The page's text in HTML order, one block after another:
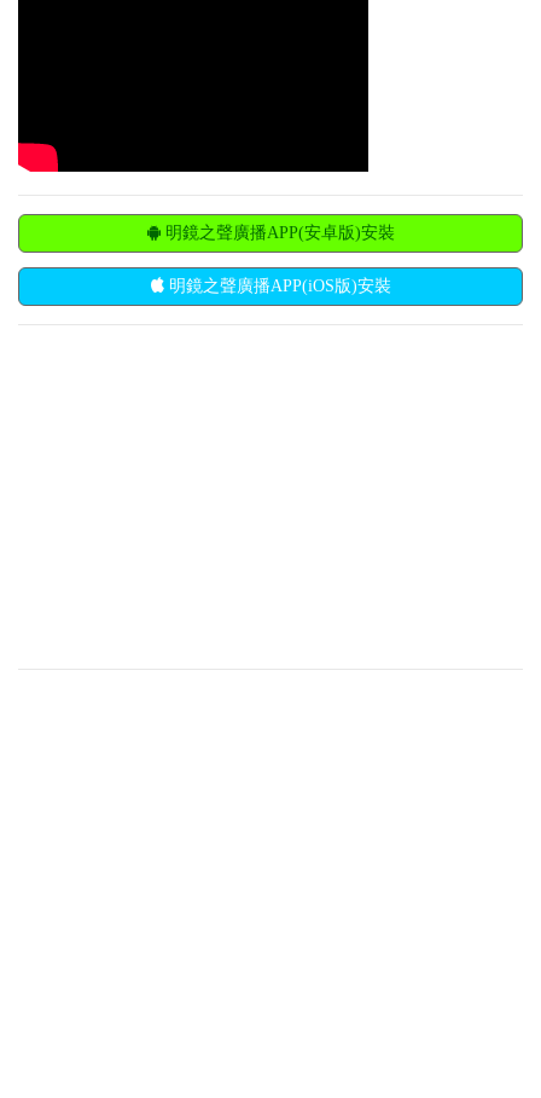
明鏡之聲廣播APP(安卓版)安裝
明鏡之聲廣播APP(iOS版)安裝